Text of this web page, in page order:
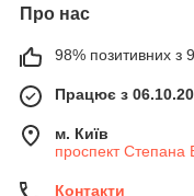
Про нас
98% позитивних з
Працює з
м. Київ
проспект Степана
Контакти